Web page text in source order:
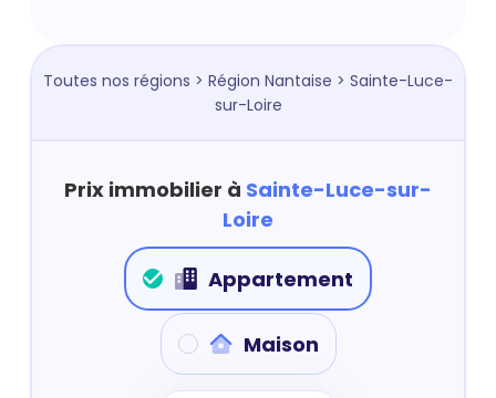
Toutes nos régions > Région Nantaise > Sainte-Luce-
sur-Loire
Prix immobilier à Sainte-Luce-sur-
Loire
Appartement
Maison